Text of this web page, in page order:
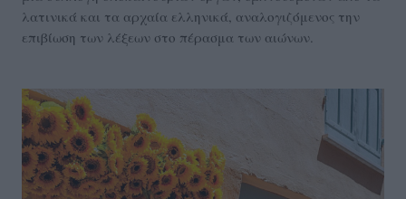
λατινικά και τα αρχαία ελληνικά, αναλογιζόμενος την
επιβίωση των λέξεων στο πέρασμα των αιώνων.